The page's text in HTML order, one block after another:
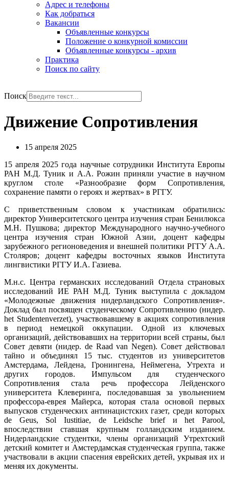
Адрес и телефоны
Как добраться
Вакансии
Объявленные конкурсы
Положение о конкурной комиссии
Объявленные конкурсы - архив
Практика
Поиск по сайту
Поиск
Движение Сопротивления
15 апреля 2025
15 апреля 2025 года научные сотрудники Института Европы
РАН М.Д. Туник и А.А. Рожин приняли участие в научном
круглом столе «Разнообразие форм Сопротивления,
сохранение памяти о героях и жертвах» в РГГУ.
С приветственным словом к участникам обратились:
директор Университетского центра изучения стран Бенилюкса
М.Н. Пушкова; директор Международного научно-учебного
центра изучения стран Южной Азии, доцент кафедры
зарубежного регионоведения и внешней политики РГГУ А.А.
Столяров; доцент кафедры восточных языков Института
лингвистики РГГУ И.А. Газиева.
М.н.с. Центра германских исследований Отдела страновых
исследований ИЕ РАН М.Д. Туник выступила с докладом
«Молодежные движения нидерландского Сопротивления».
Доклад был посвящен студенческому Сопротивлению (нидер.
het Studentenverzet), участвовавшему в акциях сопротивления
в период немецкой оккупации. Одной из ключевых
организаций, действовавших на территории всей страны, был
Совет девяти (нидер. de Raad van Negen). Совет действовал
тайно и объединял 15 тыс. студентов из университетов
Амстердама, Лейдена, Гронингена, Неймегена, Утрехта и
других городов. Импульсом для студенческого
Сопротивления стала речь профессора Лейденского
университета Клеверинга, последовавшая за увольнением
профессора-еврея Майерса, которая стала основой первых
выпусков студенческих антинацистских газет, среди которых
de Geus, Sol Iustitiae, de Leidsche brief и het Parool,
впоследствии ставшая крупным голландским изданием.
Нидерландские студентки, члены организаций Утрехтский
детский комитет и Амстердамская студенческая группа, также
участвовали в акции спасения еврейских детей, укрывая их и
меняя их документы.